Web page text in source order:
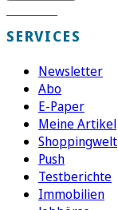
SERVICES
Newsletter
Abo
E-Paper
Meine Artikel
Shoppingwelt
Push
Testberichte
Immobilien